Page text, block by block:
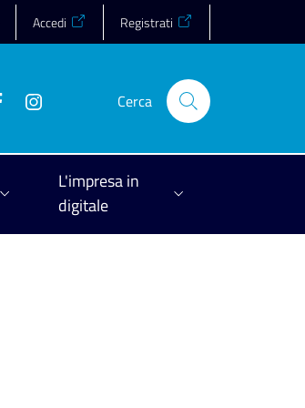
Accedi Registrati
Cerca
L'impresa in
digitale